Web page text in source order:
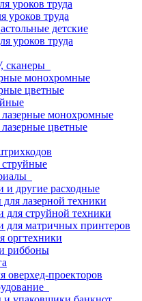
уроков труда
уроков труда
детские
уроков труда
монохромные
цветные
монохромные
цветные
и другие расходные
лазерной техники
для струйной техники
для матричных принтеров
оргтехники
риббоны
оверхед-проекторов